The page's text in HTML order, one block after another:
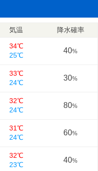
気温 降水確率
34℃
25℃
40%
33℃
24℃
30%
32℃
24℃
80%
31℃
24℃
60%
32℃
23℃
40%